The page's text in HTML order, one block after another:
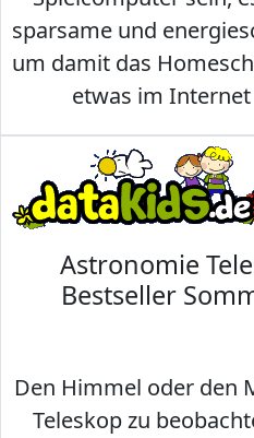
sparsame und
um damit das
etwas im
Astronomie
Bestseller
Den Himmel oder den
Teleskop zu